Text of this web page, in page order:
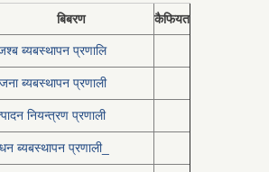
बिबरण कैफियत
ब्यबस्थापन प्रणालि
ब्यबस्थापन प्रणाली
नियन्त्रण प्रणाली
ब्यबस्थापन प्रणाली_